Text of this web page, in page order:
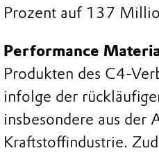
Prozent auf 137
Performance
Produkten des C4-
infolge der
insbesondere aus der
Kraftstoffindustrie.